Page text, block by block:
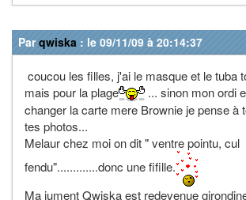
Parqwiska : le 09/11/09 à 20:14:37
coucou les filles, j'ai le masque et le tuba
mais pour la plage
... sinon mon ordi
changer la carte mere Brownie je pense à
tes photos...
Melaur chez moi on dit " ventre pointu, cul
fendu".............donc une fifille.
Ma jument Qwiska est redevenue